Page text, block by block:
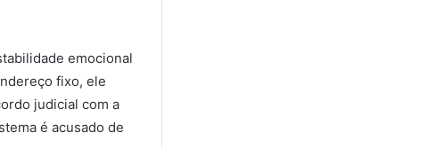
emocional
fixo, ele
judicial com a
é acusado de